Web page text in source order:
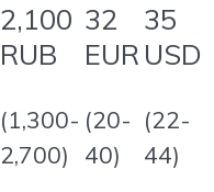
2,100
RUB
(1,300-
2,700)
32
EUR
(20-
40)
35
USD
(22-
44)